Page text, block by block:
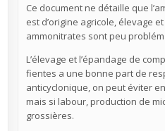
Ce document ne détaille que
est d’origine agricole, élevage
ammonitrates sont peu
L’élevage et l’épandage de
fientes a une bonne part de
anticyclonique, on peut éviter
mais si labour, production de
grossières.